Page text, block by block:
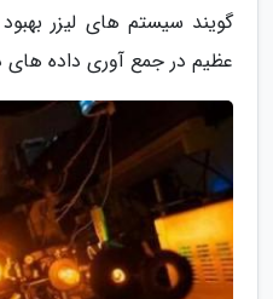
گویند سیستم های لیزر
عظیم در جمع آوری داده های